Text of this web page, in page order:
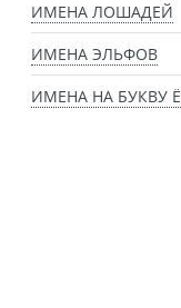
ИМЕНА ЛОШАДЕЙ
ИМЕНА ЭЛЬФОВ
ИМЕНА НА БУКВУ Ё